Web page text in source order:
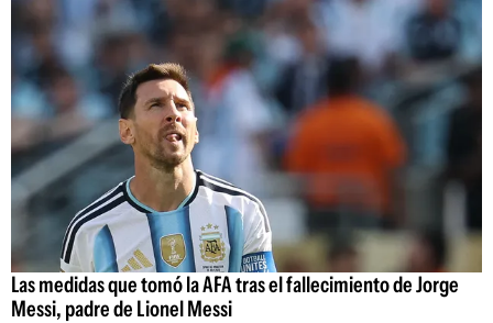
Las medidas que tomó la AFA tras el fallecimiento de Jorge
Messi, padre de Lionel Messi